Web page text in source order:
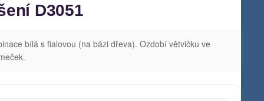
D3051
bílá s fialovou (na bázi dřeva). Ozdobí větvičku ve